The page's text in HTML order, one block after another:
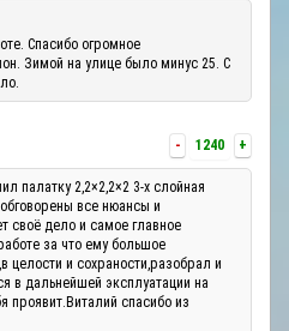
Спасибо огромное
Зимой на улице было минус 25. С
- 1240 +
палатку 2,2×2,2×2 3-х слойная
все нюансы и
своё дело и самое главное
за что ему большое
целости и сохраности,разобрал и
в дальнейшей эксплуатации на
проявит.Виталий спасибо из